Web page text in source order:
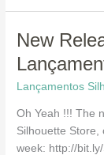
New
Lançamentos
Oh Yeah !!! The
Silhouette Store,
week: http://
New
Silhouette
Store!